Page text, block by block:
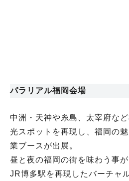
パラリアル福岡会場
中洲・天神や糸島、太宰府な
光スポットを再現し、福岡の
業ブースが出展。
昼と夜の福岡の街を味わう事
JR博多駅を再現したバーチャ